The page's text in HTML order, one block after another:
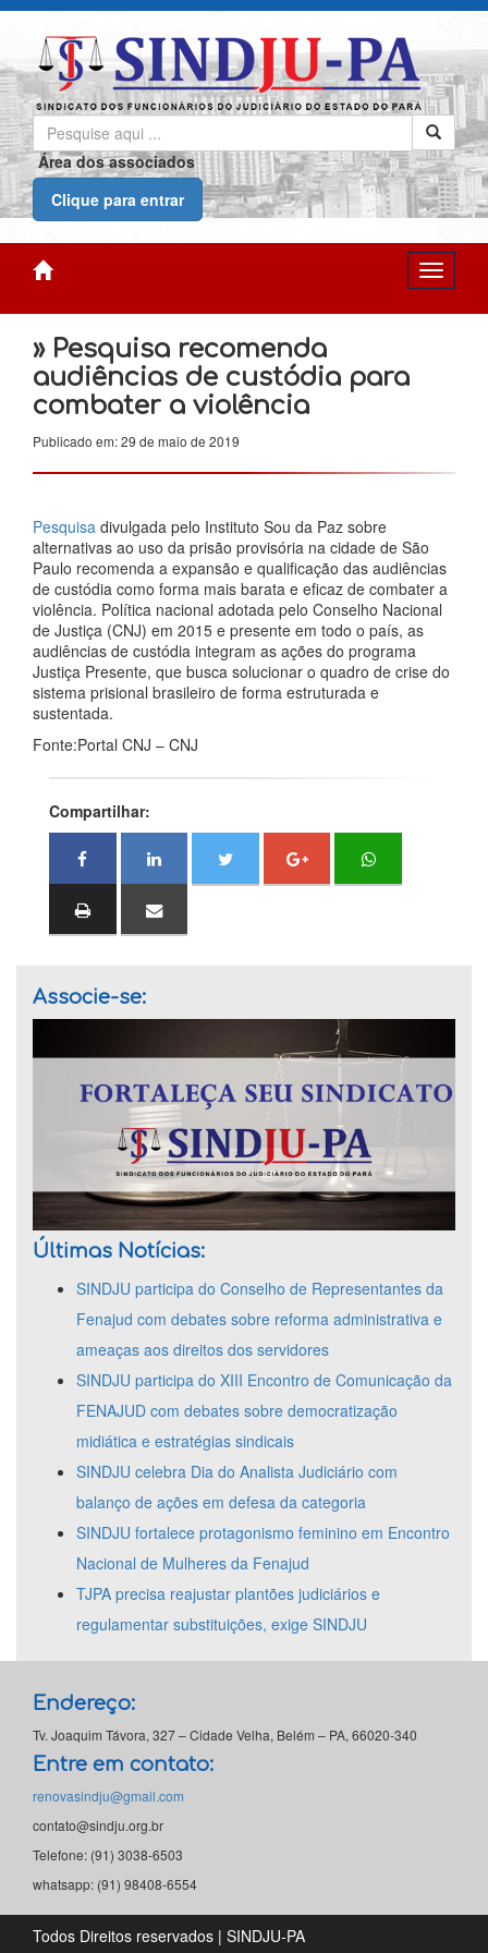
Área dos associados
Clique para entrar
» Pesquisa recomenda
audiências de custódia para
combater a violência
Publicado em: 29 de maio de 2019
Pesquisa divulgada pelo Instituto Sou da Paz sobre
alternativas ao uso da prisão provisória na cidade de São
Paulo recomenda a expansão e qualificação das audiências
de custódia como forma mais barata e eficaz de combater a
violência. Política nacional adotada pelo Conselho Nacional
de Justiça (CNJ) em 2015 e presente em todo o país, as
audiências de custódia integram as ações do programa
Justiça Presente, que busca solucionar o quadro de crise do
sistema prisional brasileiro de forma estruturada e
sustentada.
Fonte:Portal CNJ – CNJ
Compartilhar:
Associe-se:
Últimas Notícias:
SINDJU participa do Conselho de Representantes da
Fenajud com debates sobre reforma administrativa e
ameaças aos direitos dos servidores
SINDJU participa do XIII Encontro de Comunicação da
FENAJUD com debates sobre democratização
midiática e estratégias sindicais
SINDJU celebra Dia do Analista Judiciário com
balanço de ações em defesa da categoria
SINDJU fortalece protagonismo feminino em Encontro
Nacional de Mulheres da Fenajud
TJPA precisa reajustar plantões judiciários e
regulamentar substituições, exige SINDJU
Endereço:
Tv. Joaquim Távora, 327 – Cidade Velha, Belém – PA, 66020-340
Entre em contato:
renovasindju@gmail.com
contato@sindju.org.br
Telefone: (91) 3038-6503
whatsapp: (91) 98408-6554
Todos Direitos reservados | SINDJU-PA